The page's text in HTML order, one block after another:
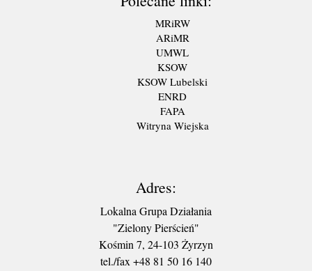
MRiRW
ARiMR
UMWL
KSOW
KSOW Lubelski
ENRD
FAPA
Witryna Wiejska
Adres:
Lokalna Grupa Działania
"Zielony Pierścień"
Kośmin 7, 24-103 Żyrzyn
tel./fax +48 81 50 16 140